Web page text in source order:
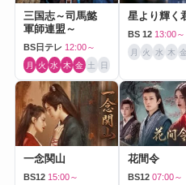
三国志～司馬懿
軍師連盟～
BS日テレ 12:00～
月 火 水 木 金 土 日
星より輝く
BS 12 13:00～
月 火 水 木 金
一念関山
BS12 15:00～
花間令
BS12 07:00～